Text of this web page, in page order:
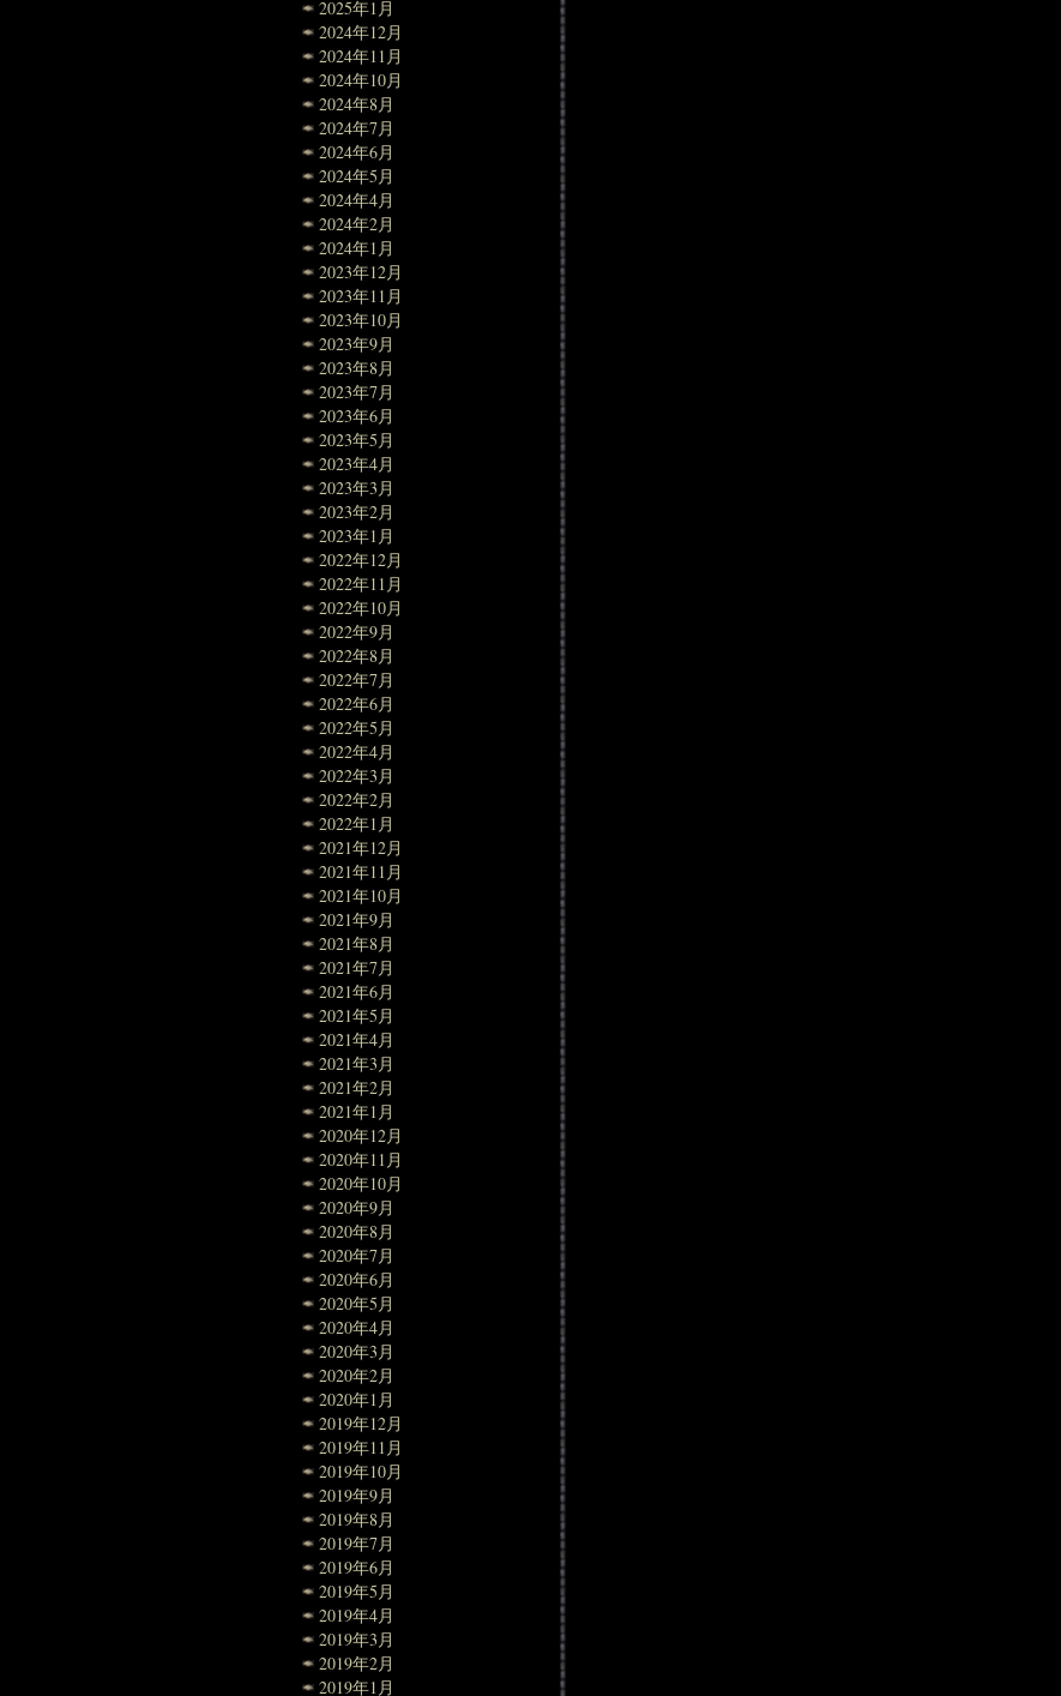
2025年1月
2024年12月
2024年11月
2024年10月
2024年8月
2024年7月
2024年6月
2024年5月
2024年4月
2024年2月
2024年1月
2023年12月
2023年11月
2023年10月
2023年9月
2023年8月
2023年7月
2023年6月
2023年5月
2023年4月
2023年3月
2023年2月
2023年1月
2022年12月
2022年11月
2022年10月
2022年9月
2022年8月
2022年7月
2022年6月
2022年5月
2022年4月
2022年3月
2022年2月
2022年1月
2021年12月
2021年11月
2021年10月
2021年9月
2021年8月
2021年7月
2021年6月
2021年5月
2021年4月
2021年3月
2021年2月
2021年1月
2020年12月
2020年11月
2020年10月
2020年9月
2020年8月
2020年7月
2020年6月
2020年5月
2020年4月
2020年3月
2020年2月
2020年1月
2019年12月
2019年11月
2019年10月
2019年9月
2019年8月
2019年7月
2019年6月
2019年5月
2019年4月
2019年3月
2019年2月
2019年1月